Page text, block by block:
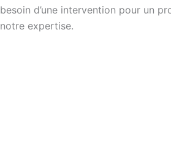
besoin d’une intervention pour un
notre expertise.